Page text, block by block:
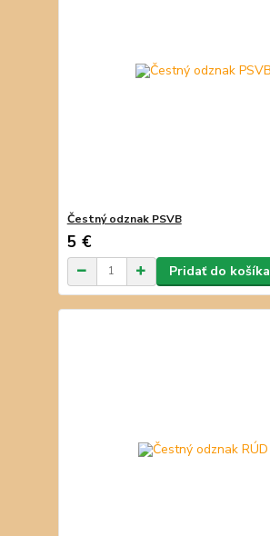
Čestný odznak PSVB
5 €
Pridať do košíka